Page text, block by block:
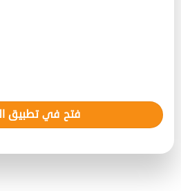
فتح في تطبيق